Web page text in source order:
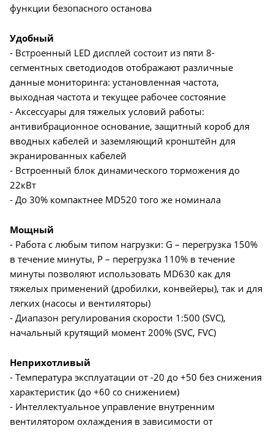
функции безопасного останова
Удобный
- Встроенный LED дисплей состоит из пяти 8-
сегментных светодиодов отображают различные
данные мониторинга: установленная частота,
выходная частота и текущее рабочее состояние
- Аксессуары для тяжелых условий работы:
антивибрационное основание, защитный короб для
вводных кабелей и заземляющий кронштейн для
экранированных кабелей
- Встроенный блок динамического торможения до
22кВт
- До 30% компактнее MD520 того же номинала
Мощный
- Работа с любым типом нагрузки: G – перегрузка 150%
в течение минуты, P – перегрузка 110% в течение
минуты позволяют использовать MD630 как для
тяжелых применений (дробилки, конвейеры), так и для
легких (насосы и вентиляторы)
- Диапазон регулирования скорости 1:500 (SVC),
начальный крутящий момент 200% (SVC, FVC)
Неприхотливый
- Температура эксплуатации от -20 до +50 без снижения
характеристик (до +60 со снижением)
- Интеллектуальное управление внутренним
вентилятором охлаждения в зависимости от